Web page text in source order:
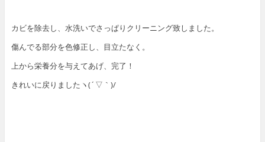
カビを除去し、水洗いでさっぱりクリーニング致しました。
傷んでる部分を色修正し、目立たなく。
上から栄養分を与えてあげ、完了！
きれいに戻りましたヽ(´▽｀)/